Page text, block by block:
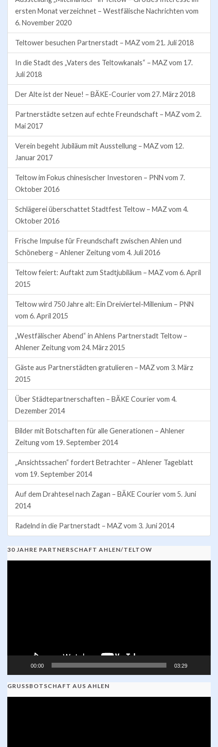
ersten Monat verzeichnet – Westfälische Nachrichten vom
6. November 2020
Teltower besuchen Partnerstadt – MAZ vom 21. Juli 2018
In die Stadt des „Vaters des Teltowkanals“ – MAZ vom 17.
Juli 2018
Der Alte ist der Neue! – BÄKE-Courier vom 27. März 2018
Partnerstädte setzen auf echte Freundschaft – MAZ vom 2.
Mai 2017
Verein begeht Jubiläum mit Ausstellung – MAZ vom 12.
Januar 2017
Teltow im Fokus chinesischer Investoren – PNN vom 7.
Oktober 2016
Schlägerei überschattet Stadtfest Teltow – MAZ vom 4.
Oktober 2016
Frische Impulse für Freundschaft zwischen Ahlen und
Schöneberg – Ahlener Zeitung vom 4. Juli 2016
Teltow feiert: Auftakt zum Stadtjubiläum – MAZ vom 6. April
2015
Teltow wird 750 Jahre alt: Ein Dreiviertel-Millenium – PNN
vom 6. April 2015
„Westfälischer Abend“ in Ahlens Partnerstadt Teltow –
Ahlener Zeitung vom 24. März 2015
Gäste aus Partnerstädten gratulieren – MAZ vom 3. März
2015
Über Städtepartnerschaften – BÄKE Courier vom 4.
Dezember 2014
Bilder mit Botschaften für alle Generationen – Ahlener
Zeitung vom 19. September 2014
„Ansichtssachen“ fordert Betrachter – Ahlener Tageblatt
vom 19. September 2014
Auf dem Drahtesel nach Zagan – BÄKE Courier vom 5. Juni
2014
Radelnd in die Partnerstadt – MAZ vom 3. Juni 2014
30 JAHRE PARTNERSCHAFT AHLEN/TELTOW
00:00 03:29
GRUSSBOTSCHAFT AUS AHLEN